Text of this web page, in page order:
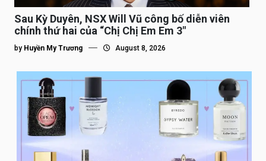
Sau Kỳ Duyên, NSX Will Vũ công bố diễn viên
chính thứ hai của “Chị Chị Em Em 3″
by Huyền My Trương August 8, 2026